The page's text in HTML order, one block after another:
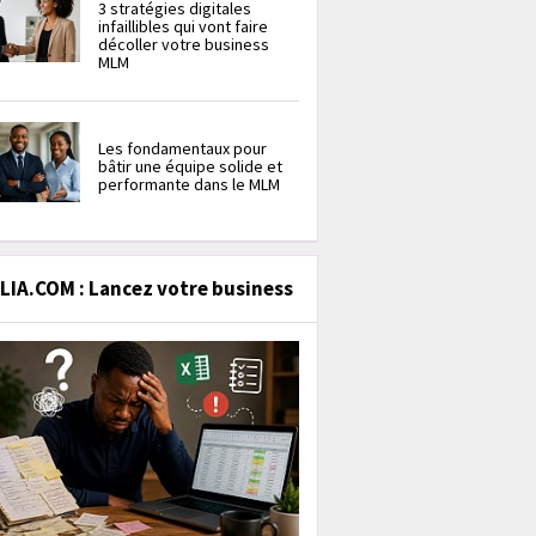
3 stratégies digitales
infaillibles qui vont faire
décoller votre business
MLM
Les fondamentaux pour
bâtir une équipe solide et
performante dans le MLM
: Lancez votre business